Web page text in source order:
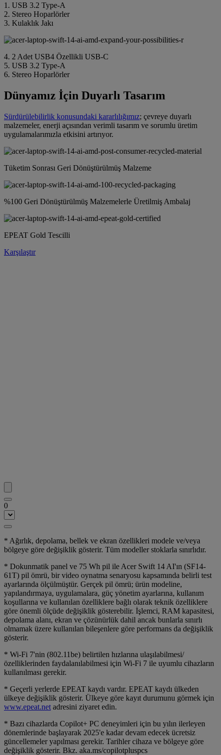
1. USB 3.2 Type-A
2. Stereo Hoparlörler
3. Kulaklık Jakı
4. 2 Adet USB4 Özellikli USB-C
5. USB 3.2 Type-A
6. Stereo Hoparlörler
Dünyamız İçin Duyarlı Tasarım
Sürdürülebilirlik konusundaki kararlılığımız; çevreye duyarlı
malzemeler, enerji açısından verimli tasarım ve sorumlu üretim
uygulamalarımızla etkisini artırıyor.
Tüketim Sonrası Geri Dönüştürülmüş Malzeme
%100 Geri Dönüştürülmüş Malzemelerle Üretilmiş Ambalaj
EPEAT Gold Tescilli
Karşılaştır
0
* Ağırlık, depolama, bellek ve ekran özellikleri modele ve/veya
bölgeye göre değişiklik gösterir. Tüm modeller stoklarla sınırlıdır.
* Dokunmatik panel ve 75 Wh pil ile Acer Swift 14 AI'ın (SF14-
61T) pil ömrü, bir video oynatma senaryosu kapsamında belirli test
ayarlarında ölçülmüştür. Gerçek pil ömrü; ürün modeline,
yapılandırmaya, uygulamalara, güç yönetim ayarlarına, kullanım
koşullarına ve kullanılan özelliklere bağlı olarak teknik özelliklere
göre önemli ölçüde değişiklik gösterebilir. İşlemci, RAM kapasitesi,
depolama alanı, ekran ve çözünürlük dahil ancak bunlarla sınırlı
olmamak üzere kullanılan bileşenlere göre performans da değişiklik
gösterir.
* Wi-Fi 7'nin (802.11be) belirtilen hızlarına ulaşılabilmesi/
özelliklerinden faydalanılabilmesi için Wi-Fi 7 ile uyumlu cihazların
kullanılması gerekir.
* Geçerli yerlerde EPEAT kaydı vardır. EPEAT kaydı ülkeden
ülkeye değişiklik gösterir. Ülkeye göre kayıt durumunu görmek için
www.epeat.net adresini ziyaret edin.
* Bazı cihazlarda Copilot+ PC deneyimleri için bu yılın ilerleyen
dönemlerinde başlayarak 2025'e kadar devam edecek ücretsiz
güncellemeler yapılması gerekir. Tarihler cihaza ve bölgeye göre
değişiklik gösterir. Bkz. aka.ms/copilotpluspcs